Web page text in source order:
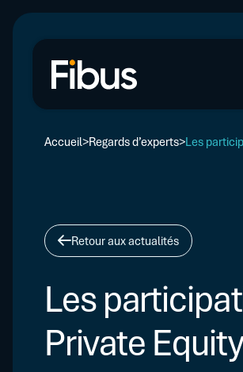
Accueil Regards d’experts Les
Retour aux actualités
Les
Private